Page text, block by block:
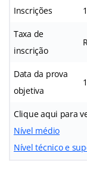
Inscrições
Taxa de
inscrição
Data da prova
objetiva
Clique aqui para
Nível médio
Nível técnico e